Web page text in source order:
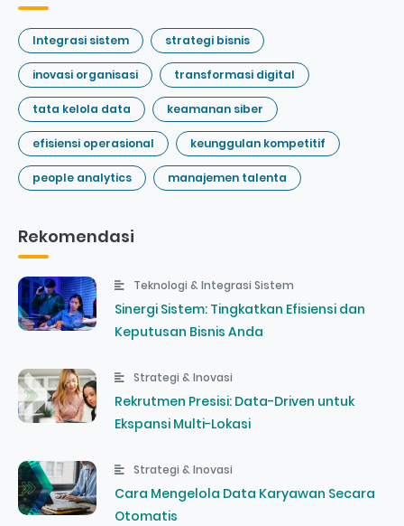
Integrasi sistem strategi bisnis
inovasi organisasi transformasi digital
tata kelola data keamanan siber
efisiensi operasional keunggulan kompetitif
people analytics manajemen talenta
Rekomendasi
Teknologi & Integrasi Sistem
Sinergi Sistem: Tingkatkan Efisiensi dan
Keputusan Bisnis Anda
Strategi & Inovasi
Rekrutmen Presisi: Data-Driven untuk
Ekspansi Multi-Lokasi
Strategi & Inovasi
Cara Mengelola Data Karyawan Secara
Otomatis